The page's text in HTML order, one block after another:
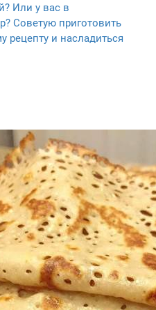
Или у вас в
Советую приготовить
рецепту и насладиться